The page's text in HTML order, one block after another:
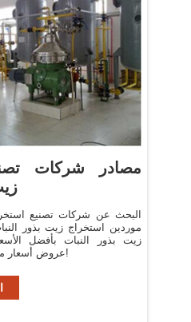
مصادر شركات
البحث عن شركات تصنيع
موردين استخراج زيت بذور
زيت بذور النبات بأفضل
عروض أسعار متعددة خلال 24 ساعة!